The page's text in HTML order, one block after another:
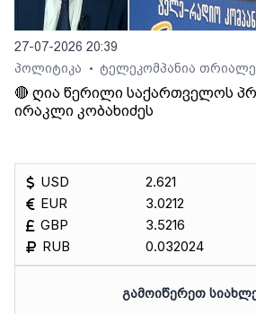
27-07-2026 20:39
პოლიტიკა
• ტელეკომპანია
🔴 ღია წერილი საქართველოს
ირაკლი კობახიძეს
USD
EUR
GBP
RUB
2.621
3.0212
3.5216
0.032024
ᲒᲐᲛᲝᲘᲬᲔᲠᲔᲗ